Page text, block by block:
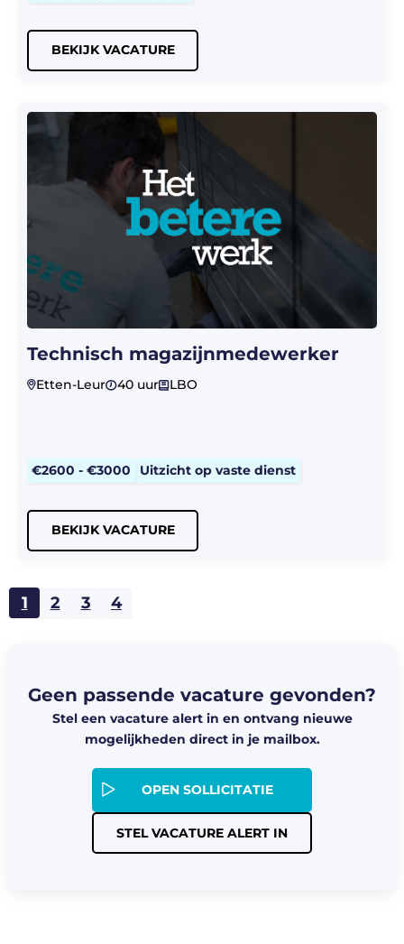
BEKIJK VACATURE
Technisch magazijnmedewerker
Etten-Leur 40 uur LBO
€2600 - €3000 Uitzicht op vaste dienst
BEKIJK VACATURE
1 2 3 4
Geen passende vacature gevonden?
Stel een vacature alert in en ontvang nieuwe
mogelijkheden direct in je mailbox.
OPEN SOLLICITATIE
STEL VACATURE ALERT IN